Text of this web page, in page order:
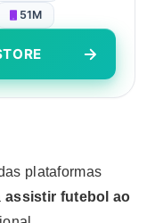
51M
plataformas
assistir futebol ao